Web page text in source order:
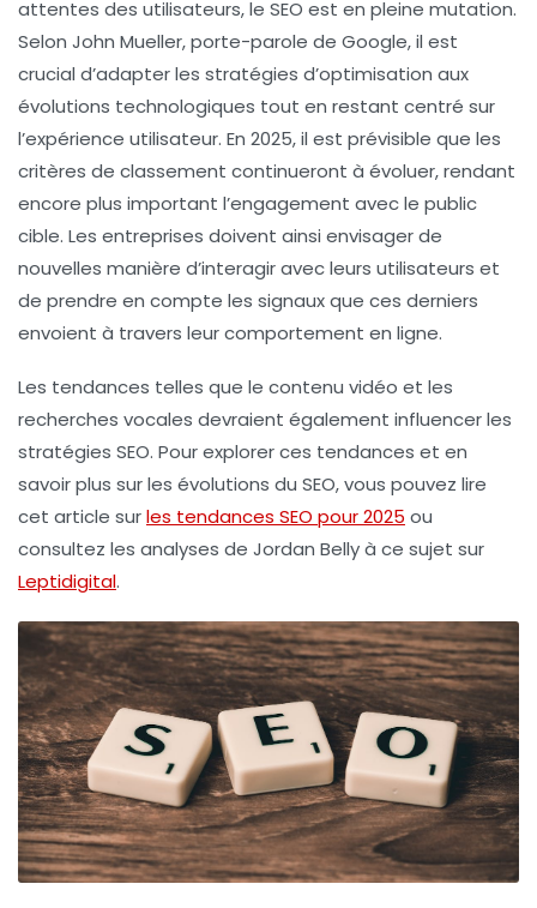
attentes des utilisateurs, le SEO est en pleine mutation.
Selon John Mueller, porte-parole de Google, il est
crucial d’adapter les stratégies d’optimisation aux
évolutions technologiques tout en restant centré sur
l’expérience utilisateur. En 2025, il est prévisible que les
critères de classement continueront à évoluer, rendant
encore plus important l’engagement avec le public
cible. Les entreprises doivent ainsi envisager de
nouvelles manière d’interagir avec leurs utilisateurs et
de prendre en compte les signaux que ces derniers
envoient à travers leur comportement en ligne.
Les tendances telles que le contenu vidéo et les
recherches vocales devraient également influencer les
stratégies SEO. Pour explorer ces tendances et en
savoir plus sur les évolutions du SEO, vous pouvez lire
cet article surles tendances SEO pour 2025 ou
consultez les analyses de Jordan Belly à ce sujet sur
Leptidigital.